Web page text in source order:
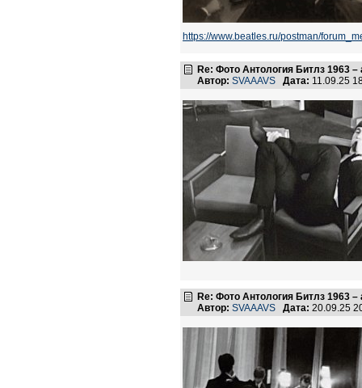
https://www.beatles.ru/postman/
Re: Фото Антология Битлз 1963 –
Автор: SVAAAVS Дата: 11.09.25
Re: Фото Антология Битлз 1963 –
Автор: SVAAAVS Дата: 20.09.25